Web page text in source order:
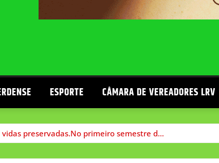
ESPORTE CÂMARA DE VEREADORES LRV
preservadas.No primeiro semestre d…